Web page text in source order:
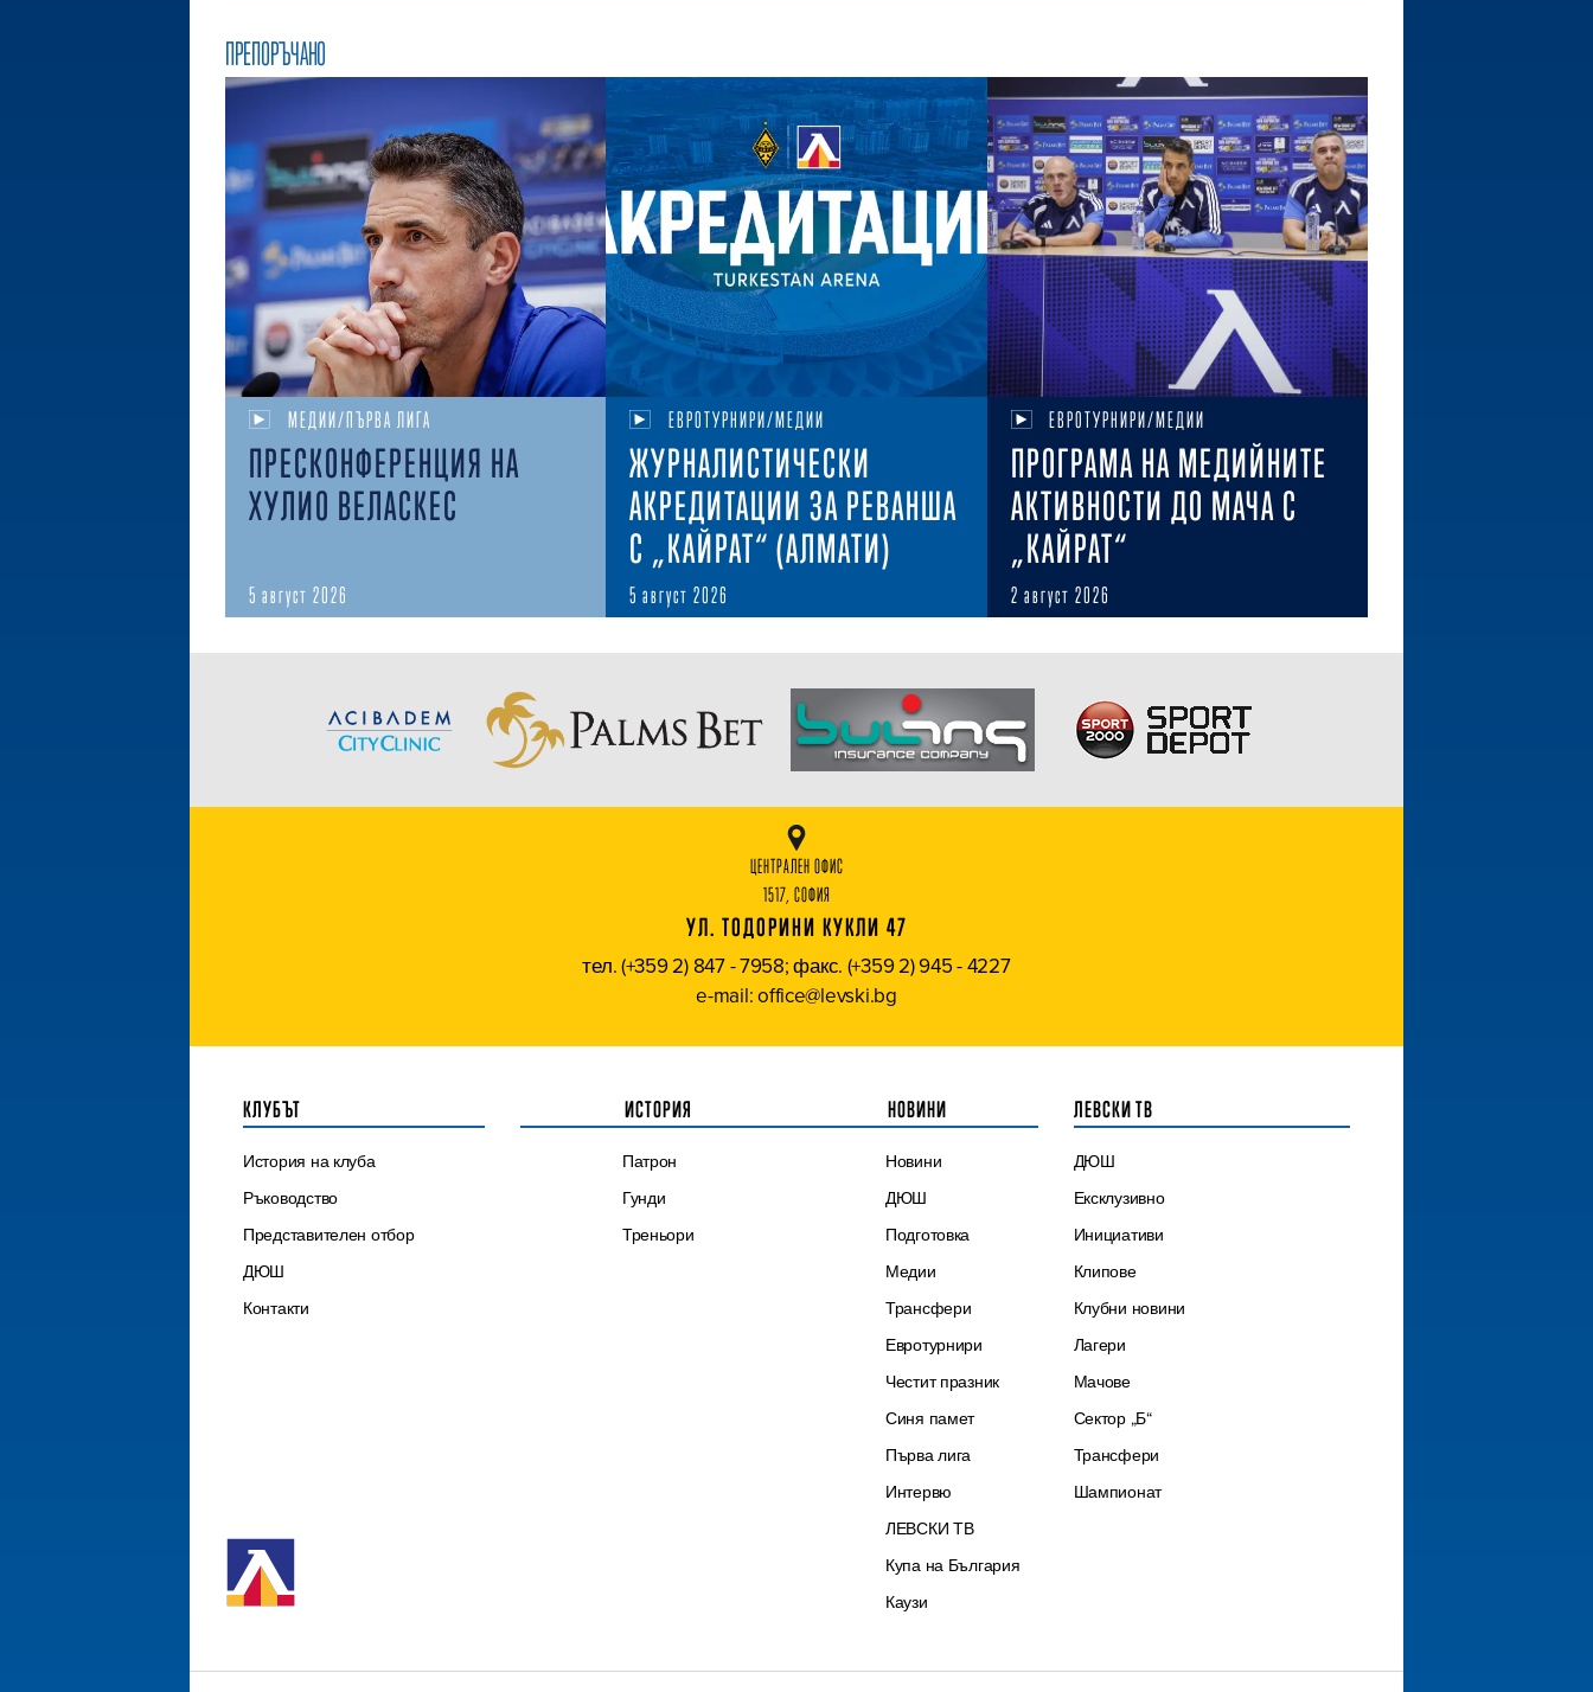
ПРЕПОРЪЧАНО
МЕДИИ/ПЪРВА ЛИГА
ПРЕСКОНФЕРЕНЦИЯ НА
ХУЛИО ВЕЛАСКЕС
5 август 2026
ЕВРОТУРНИРИ/МЕДИИ
ЖУРНАЛИСТИЧЕСКИ
АКРЕДИТАЦИИ ЗА РЕВАНША
С „КАЙРАТ“ (АЛМАТИ)
5 август 2026
ЕВРОТУРНИРИ/МЕДИИ
ПРОГРАМА НА МЕДИЙНИТЕ
АКТИВНОСТИ ДО МАЧА С
„КАЙРАТ“
2 август 2026
ЦЕНТРАЛЕН ОФИС
1517, СОФИЯ
УЛ. ТОДОРИНИ КУКЛИ 47
тел. (+359 2) 847 - 7958; факс. (+359 2) 945 - 4227
e-mail: office@levski.bg
КЛУБЪТ
История на клуба
Ръководство
Представителен отбор
ДЮШ
Контакти
ИСТОРИЯ
Патрон
Гунди
Треньори
НОВИНИ
Новини
ДЮШ
Подготовка
Медии
Трансфери
Евротурнири
Честит празник
Синя памет
Първа лига
Интервю
ЛЕВСКИ ТВ
Купа на България
Каузи
ЛЕВСКИ ТВ
ДЮШ
Ексклузивно
Инициативи
Клипове
Клубни новини
Лагери
Мачове
Сектор „Б“
Трансфери
Шампионат